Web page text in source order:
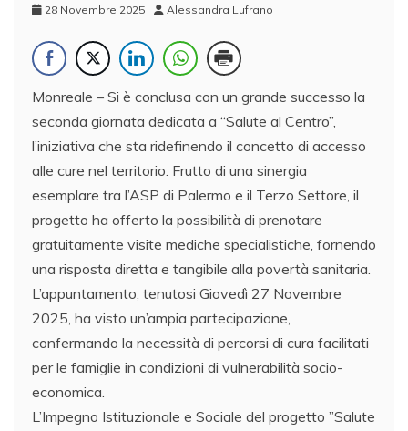
28 Novembre 2025 Alessandra Lufrano
Monreale – Si è conclusa con un grande successo la
seconda giornata dedicata a “Salute al Centro”,
l’iniziativa che sta ridefinendo il concetto di accesso
alle cure nel territorio. Frutto di una sinergia
esemplare tra l’ASP di Palermo e il Terzo Settore, il
progetto ha offerto la possibilità di prenotare
gratuitamente visite mediche specialistiche, fornendo
una risposta diretta e tangibile alla povertà sanitaria.
​L’appuntamento, tenutosi Giovedì 27 Novembre
2025, ha visto un’ampia partecipazione,
confermando la necessità di percorsi di cura facilitati
per le famiglie in condizioni di vulnerabilità socio-
economica.
​L’Impegno Istituzionale e Sociale del progetto ​”Salute